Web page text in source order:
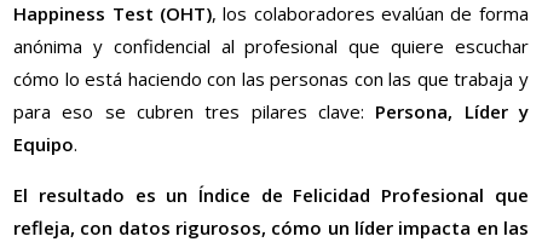
Happiness Test (OHT), los colaboradores evalúan de forma
anónima y confidencial al profesional que quiere escuchar
cómo lo está haciendo con las personas con las que trabaja y
para eso se cubren tres pilares clave: Persona, Líder y
Equipo.
El resultado es un Índice de Felicidad Profesional que
refleja, con datos rigurosos, cómo un líder impacta en las